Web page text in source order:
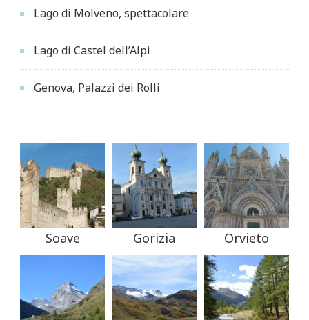
Lago di Molveno, spettacolare
Lago di Castel dell’Alpi
Genova, Palazzi dei Rolli
Soave Gorizia Orvieto